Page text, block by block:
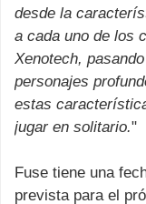
desde la
a cada uno de los
Xenotech,
personajes
estas
jugar en solitario."
Fuse tiene una
prevista para el